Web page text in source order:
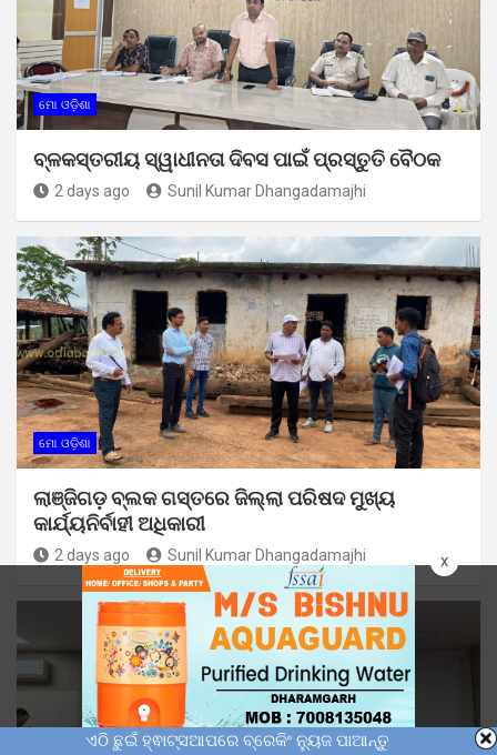
x
ମୋ ଓଡ଼ିଶା
ବ୍ଳକସ୍ତରୀୟ ସ୍ୱାଧୀନତା ଦିବସ ପାଇଁ ପ୍ରସ୍ତୁତି ବୈଠକ
2 days ago Sunil Kumar Dhangadamajhi
ମୋ ଓଡ଼ିଶା
ଲାଞ୍ଜିଗଡ଼ ବ୍ଲକ ଗସ୍ତରେ ଜିଲ୍ଲା ପରିଷଦ ମୁଖ୍ୟ
କାର୍ଯ୍ୟନିର୍ବାହୀ ଅଧିକାରୀ
2 days ago Sunil Kumar Dhangadamajhi
ଏଠି ଛୁଇଁ ହ୍ଵାଟ୍ସଆପରେ ବ୍ରେକିଂ ନ୍ୟୁଜ ପାଆନ୍ତୁ